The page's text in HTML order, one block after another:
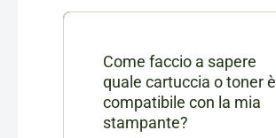
Come faccio a sapere
quale cartuccia o toner è
compatibile con la mia
stampante?